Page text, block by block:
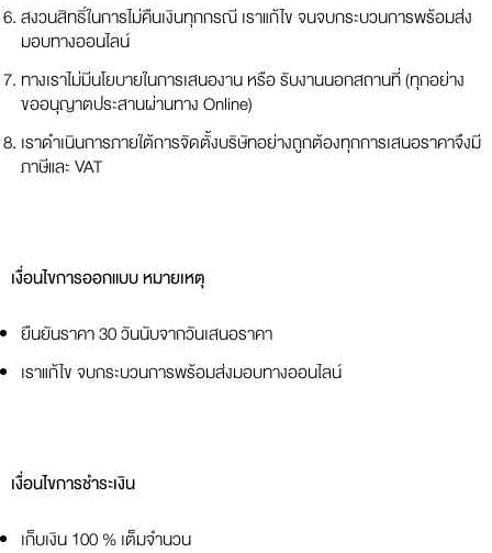
สงวนสิทธิ์ในการไม่คืนเงินทุกกรณี เราแก้ไข จนจบกระบวนการพร้อมส่ง
มอบทางออนไลน์
ทางเราไม่มีนโยบายในการเสนองาน หรือ รับงานนอกสถานที่ (ทุกอย่าง
ขออนุญาตประสานผ่านทาง Online)
เราดำเนินการภายใต้การจัดตั้งบริษัทอย่างถูกต้องทุกการเสนอราคาจึงมี
ภาษีและ VAT
เงื่อนไขการออกแบบ หมายเหตุ
ยืนยันราคา 30 วันนับจากวันเสนอราคา
เราแก้ไข จบกระบวนการพร้อมส่งมอบทางออนไลน์
เงื่อนไขการชำระเงิน
เก็บเงิน 100 % เต็มจำนวน